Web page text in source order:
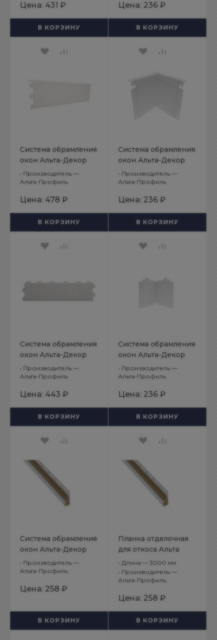
Цена: 431 ₽
В КОРЗИНУ
Цена: 236 ₽
В КОРЗИНУ
Система обрамления
окон Альта-Декор
Классик
Белоснежный Откос
• Производитель —
Альта-Профиль
Цена: 478 ₽
В КОРЗИНУ
Система обрамления
окон Альта-Декор
Классик
Белоснежный Угол
универсального
• Производитель —
Альта-Профиль
Цена: 236 ₽
В КОРЗИНУ
Система обрамления
окон Альта-Декор
Классик
Белоснежный
откоса
• Производитель —
Альта-Профиль
Цена: 443 ₽
В КОРЗИНУ
Система обрамления
окон Альта-Декор
Классик
Белоснежный Угол
откоса
• Производитель —
Альта-Профиль
Цена: 236 ₽
В КОРЗИНУ
Система обрамления
окон Альта-Декор
Классик
Белоснежный
откоса
• Производитель —
Альта-Профиль
Цена: 258 ₽
В КОРЗИНУ
Планка отделочная
для откоса Альта
Декор Белоснежный
• Длина — 3000 мм
• Производитель —
Альта-Профиль
Цена: 258 ₽
В КОРЗИНУ